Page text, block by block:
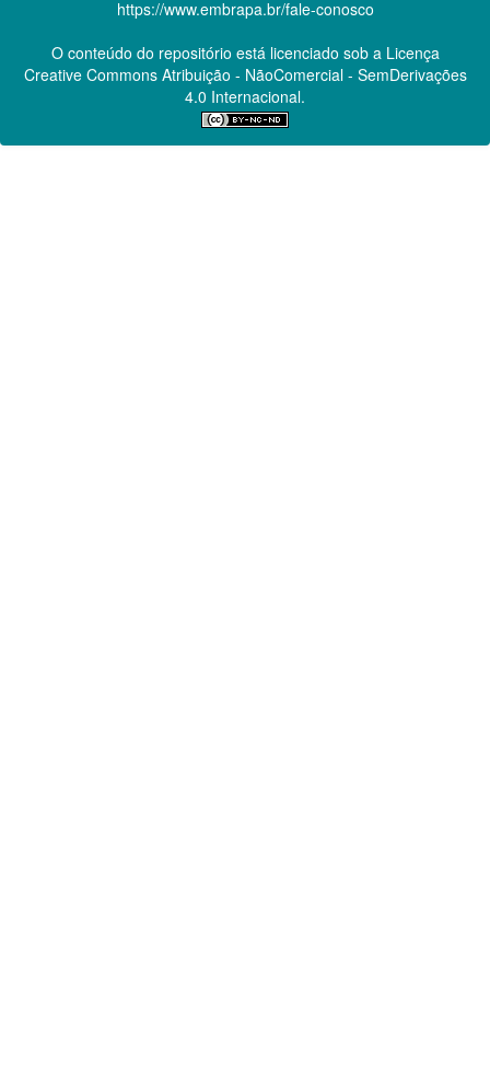
https://www.embrapa.br/fale-conosco
O conteúdo do repositório está licenciado sob a Licença
Creative CommonsAtribuição - NãoComercial - SemDerivações
4.0 Internacional.